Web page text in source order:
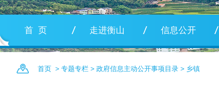
首 页 走进衡山 信息公开
首页 > 专题专栏 > 政府信息主动公开事项目录 > 乡镇